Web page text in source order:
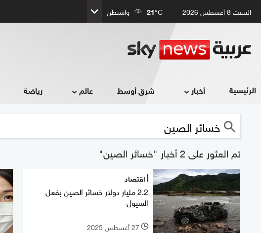
السبت 8 أغسطس 2026 21°C واشنطن
الرئيسية أخبار شرق أوسط عالم رياضة
تم العثور على 2 أخبار "خسائر الصين"
اقتصاد
2.2 مليار دولار خسائر الصين بفعل
السيول
l 27 أغسطس 2025